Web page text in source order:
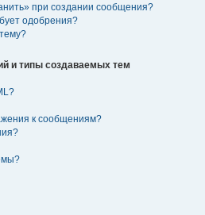
при создании сообщения?
одобрения?
и типы создаваемых тем
к сообщениям?